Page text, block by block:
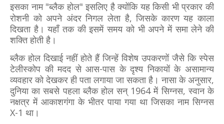
इसका नाम "ब्लैक होल" इसलिए है क्योंकि यह किसी भी प्रकार की
रोशनी को अपने अंदर निगल लेता है, जिसके कारण यह काला
दिखता है। यहाँ तक की इसमें समय को भी अपने में समा लेने की
शक्ति होती है।
ब्लैक होल दिखाई नहीं होते हैं जिन्हें विशेष उपकरणों जैसे कि स्पेस
टेलीस्कोप की मदद से आस-पास के दृश्य निकायों के असामान्य
व्यवहार को देखकर ही पता लगाया जा सकता है। नासा के अनुसार,
दुनिया का सबसे पहला ब्लैक होल सन् 1964 में सिग्नस, स्वान के
नक्षत्र में आकाशगंगा के भीतर पाया गया था जिसका नाम सिग्नस
X-1 था।